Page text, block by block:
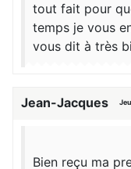
tout fait pour
temps je vous
vous dit à très
Jean-Jacques
Bien reçu ma